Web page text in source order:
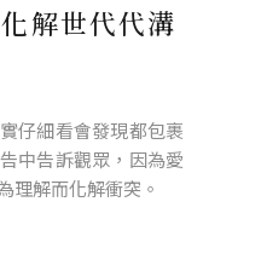
解世代代溝
仔細看會發現都包裹
中告訴觀眾，因為愛
理解而化解衝突。